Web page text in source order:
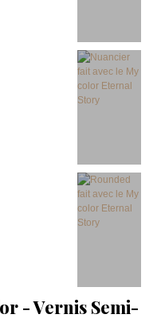
- Vernis Semi-